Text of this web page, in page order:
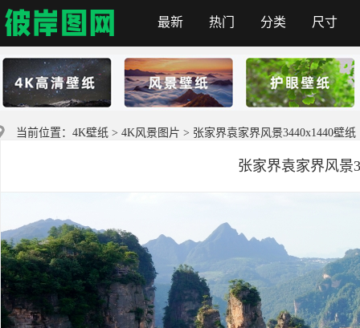
彼岸图网
最新 热门 分类 尺寸
当前位置： 4K壁纸 > 4K风景图片 > 张家界袁家界风景3440x1440壁纸
张家界袁家界风景